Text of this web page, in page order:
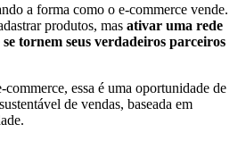
a forma como o e-commerce vende.
produtos, mas ativar uma rede
tornem seus verdadeiros parceiros
commerce, essa é uma oportunidade de
de vendas, baseada em